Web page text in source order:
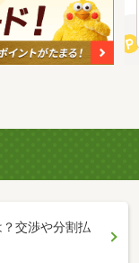
交渉や分割払